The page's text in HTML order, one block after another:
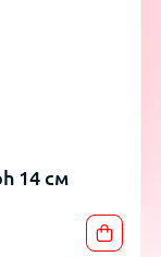
14 см